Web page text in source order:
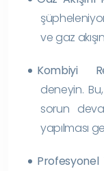
ve gaz
Kombiyi
deneyin.
sorun
yapılması
Profesyonel